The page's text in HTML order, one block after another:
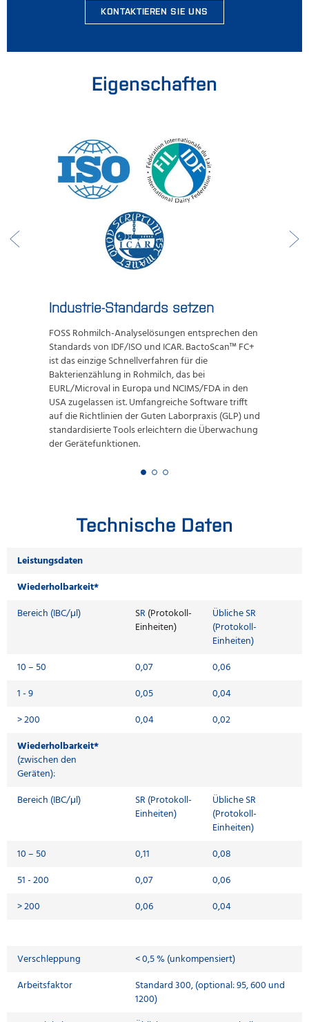
KONTAKTIEREN SIE UNS
Eigenschaften
Industrie-Standards setzen
FOSS Rohmilch-Analyselösungen entsprechen den
Standards von IDF/ISO und ICAR. BactoScan™ FC+
ist das einzige Schnellverfahren für die
Bakterienzählung in Rohmilch, das bei
EURL/Microval in Europa und NCIMS/FDA in den
USA zugelassen ist.Umfangreiche Software trifft
auf die Richtlinien der Guten Laborpraxis (GLP) und
standardisierte Tools erleichtern die Überwachung
der Gerätefunktionen.
Technische Daten
Leistungsdaten
Wiederholbarkeit*
Bereich (IBC/μl)
SR(Protokoll-
Einheiten)
Übliche SR
(Protokoll-
Einheiten)
10 – 50
0,07
0,06
1 - 9
0,05
0,04
> 200
0,04
0,02
Wiederholbarkeit*
(zwischen den
Geräten):
Bereich (IBC/μl)
SR (Protokoll-
Einheiten)
Übliche SR
(Protokoll-
Einheiten)
10 – 50
0,11
0,08
51 - 200
0,07
0,06
> 200
0,06 0,04
Verschleppung
< 0,5 % (unkompensiert)
Arbeitsfaktor
Standard 300, (optional: 95, 600 und
1200)